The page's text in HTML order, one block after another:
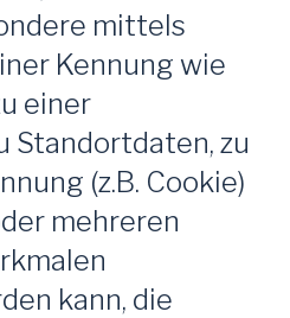
mittels
Kennung wie
einer
Standortdaten, zu
(z.B. Cookie)
mehreren
kann, die